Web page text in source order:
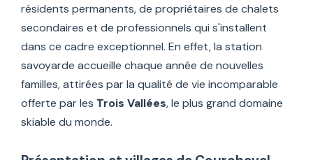
résidents permanents, de propriétaires de chalets
secondaires et de professionnels qui s'installent
dans ce cadre exceptionnel. En effet, la station
savoyarde accueille chaque année de nouvelles
familles, attirées par la qualité de vie incomparable
offerte par les Trois Vallées, le plus grand domaine
skiable du monde.